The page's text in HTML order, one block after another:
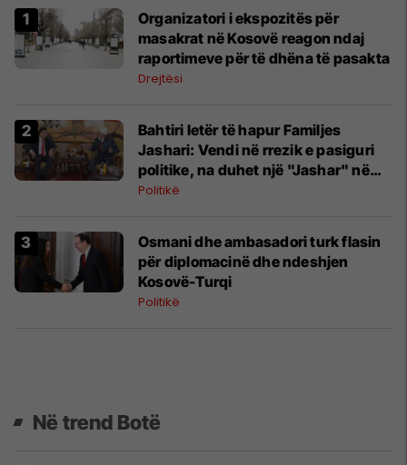
Organizatori i ekspozitës për
masakrat në Kosovë reagon ndaj
raportimeve për të dhëna të pasakta
Drejtësi
Bahtiri letër të hapur Familjes
Jashari: Vendi në rrezik e pasiguri
politike, na duhet një "Jashar" në
krye të shtetit
Politikë
​Osmani dhe ambasadori turk flasin
për diplomacinë dhe ndeshjen
Kosovë-Turqi
Politikë
Në trend Botë